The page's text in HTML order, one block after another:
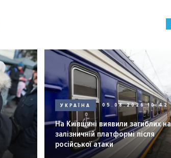
УКРАЇНА 05.08.2026 10:42
На Київщині виявили загиблих на
залізничній платформі після
російської атаки